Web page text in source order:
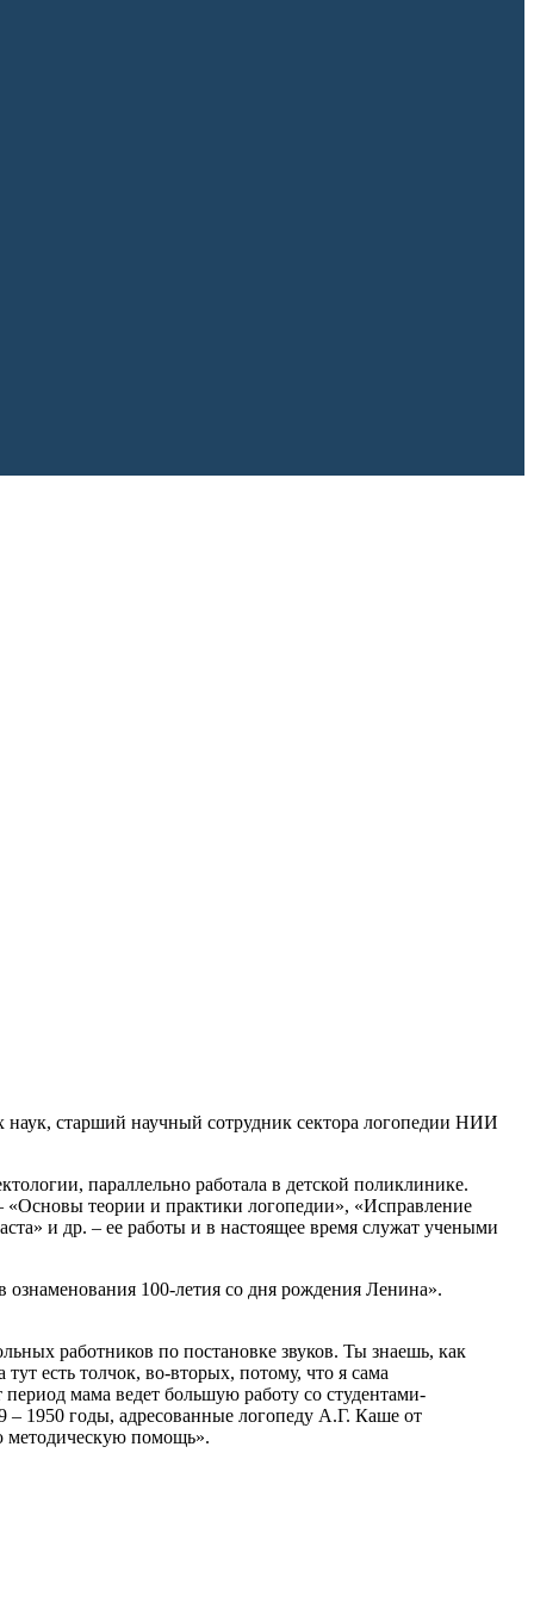
старший научный сотрудник сектора логопедии НИИ
параллельно работала в детской поликлинике.
теории и практики логопедии», «Исправление
и др. – ее работы и в настоящее время служат учеными
100-летия со дня рождения Ленина».
работников по постановке звуков. Ты знаешь, как
есть толчок, во-вторых, потому, что я сама
период мама ведет большую работу со студентами-
– 1950 годы, адресованные логопеду А.Г. Каше от
методическую помощь».